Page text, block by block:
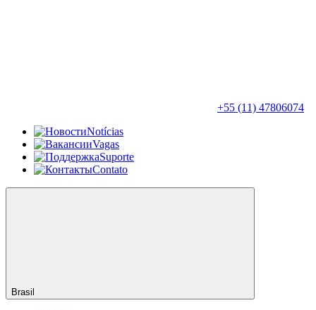
+55 (11) 47806074
Notícias
Vagas
Suporte
Contato
Brasil